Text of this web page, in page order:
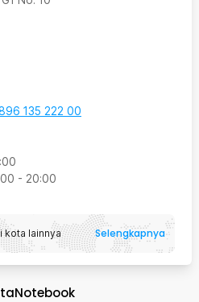
135 222 00
- 20:00
kota lainnya Selengkapnya